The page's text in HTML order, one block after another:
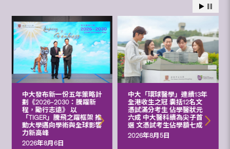
中大發布新一份五年策略計
劃《2026‒2030：騰躍新
程，勵行志遠》 以
「TIGER」騰飛之躍框架 推
動大學邁向學術與全球影響
力新高峰
2026年8月6日
中大「環球醫學」連續13年
全港收生之冠 囊括12名文
憑試滿分考生 佔學醫狀元
六成 中大醫科續為尖子首
選 文憑試考生佔學額七成
2026年8月5日